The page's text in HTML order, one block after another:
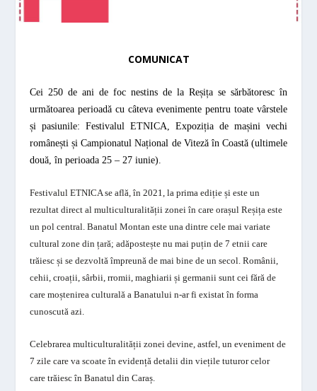
COMUNICAT
Cei 250 de ani de foc nestins de la Reșița se sărbătoresc în
următoarea perioadă cu câteva evenimente pentru toate vârstele
și pasiunile: Festivalul ETNICA, Expoziția de mașini vechi
românești și Campionatul Național de Viteză în Coastă (ultimele
două, în perioada 25 – 27 iunie).
Festivalul ETNICA se află, în 2021, la prima ediție și este un
rezultat direct al multiculturalității zonei în care orașul Reșița este
un pol central. Banatul Montan este una dintre cele mai variate
cultural zone din țară; adăpostește nu mai puțin de 7 etnii care
trăiesc și se dezvoltă împreună de mai bine de un secol. Românii,
cehii, croații, sârbii, rromii, maghiarii și germanii sunt cei fără de
care moștenirea culturală a Banatului n-ar fi existat în forma
cunoscută azi.
Celebrarea multiculturalității zonei devine, astfel, un eveniment de
7 zile care va scoate în evidență detalii din viețile tuturor celor
care trăiesc în Banatul din Caraș.